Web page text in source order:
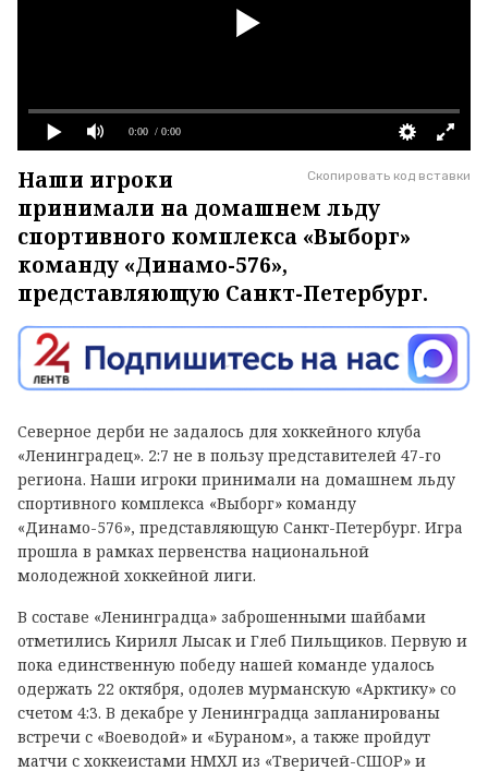
0:00 / 0:00
Скопировать код вставки
Наши игроки
принимали на домашнем льду
спортивного комплекса «Выборг»
команду «Динамо-576»,
представляющую Санкт-Петербург.
Северное дерби не задалось для хоккейного клуба
«Ленинградец». 2:7 не в пользу представителей 47-го
региона. Наши игроки принимали на домашнем льду
спортивного комплекса «Выборг» команду
«Динамо-576», представляющую Санкт-Петербург. Игра
прошла в рамках первенства национальной
молодежной хоккейной лиги.
В составе «Ленинградца» заброшенными шайбами
отметились Кирилл Лысак и Глеб Пильщиков. Первую и
пока единственную победу нашей команде удалось
одержать 22 октября, одолев мурманскую «Арктику» со
счетом 4:3. В декабре у Ленинградца запланированы
встречи с «Воеводой» и «Бураном», а также пройдут
матчи с хоккеистами НМХЛ из «Тверичей-СШОР» и